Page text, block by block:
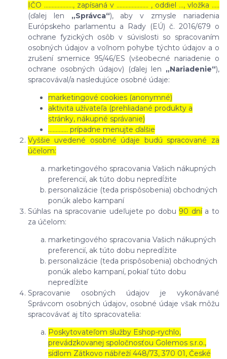
IČO ………………., zapísaná v ………………… , oddiel …, vložka …..
(ďalej len „Správca“), aby v zmysle nariadenia
Európskeho parlamentu a Rady (EÚ) č. 2016/679 o
ochrane fyzických osôb v súvislosti so spracovaním
osobných údajov a voľnom pohybe týchto údajov a o
zrušení smernice 95/46/ES (všeobecné nariadenie o
ochrane osobných údajov) (ďalej len „Nariadenie“),
spracovával/a nasledujúce osobné údaje:
marketingové cookies (anonymné)
aktivita užívateľa (prehliadané produkty a
stránky, nákupné správanie)
…………. prípadne menujte ďalšie
Vyššie uvedené osobné údaje budú spracované za
účelom:
marketingového spracovania Vašich nákupných
preferencií, ak túto dobu nepredĺžite
personalizácie (teda prispôsobenia) obchodných
ponúk alebo kampaní
Súhlas na spracovanie udeľujete po dobu 90 dnía to
za účelom:
marketingového spracovania Vašich nákupných
preferencií, ak túto dobu nepredĺžite
personalizácie (teda prispôsobenia) obchodných
ponúk alebo kampaní, pokiaľ túto dobu
nepredĺžite
Spracovanie osobných údajov je vykonávané
Správcom osobných údajov, osobné údaje však môžu
spracovávať aj títo spracovatelia:
Poskytovateľom služby Eshop-rychlo,
prevádzkovanej spoločnosťou Golemos s.r.o.,
sídlom Zátkovo nábřeží 448/73, 370 01, České